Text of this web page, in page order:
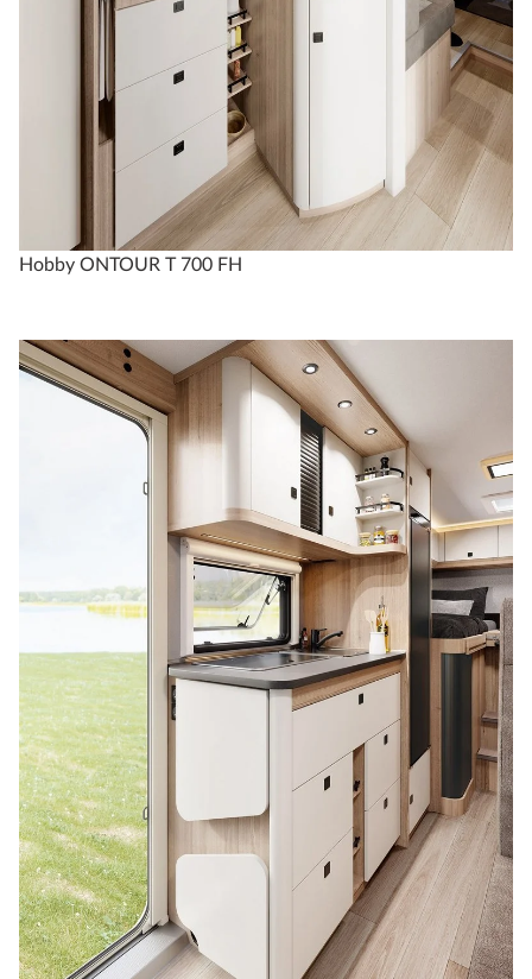
Hobby ONTOUR T 700 FH